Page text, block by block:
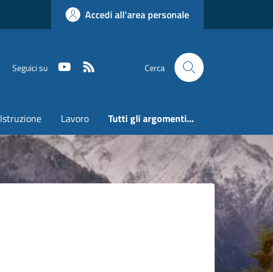
Accedi all'area personale
Seguici su Youtube Cerca
Istruzione Lavoro Tutti gli argomenti...